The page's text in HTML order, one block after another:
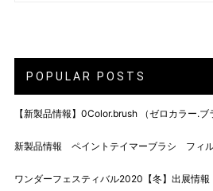
POPULAR POSTS
【新製品情報】0Color.brush （ゼロカラー.ブ
新製品情報 ペイントテイマーブラシ フィ
ワンダーフェスティバル2020【冬】出展情報